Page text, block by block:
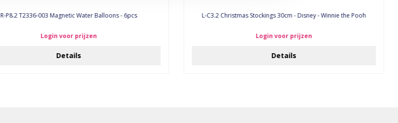
R-P8.2 T2336-003 Magnetic Water Balloons - 6pcs
Login voor prijzen
Details
L-C3.2 Christmas Stockings 30cm - Disney - Winnie the Pooh
Login voor prijzen
Details